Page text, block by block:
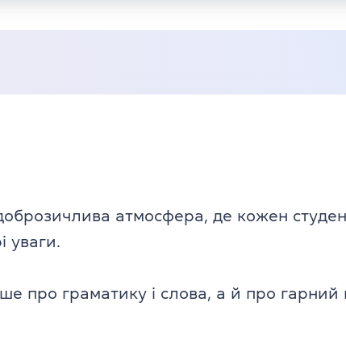
атмосфера, де кожен
уваги.
про граматику і слова, а й про гарний